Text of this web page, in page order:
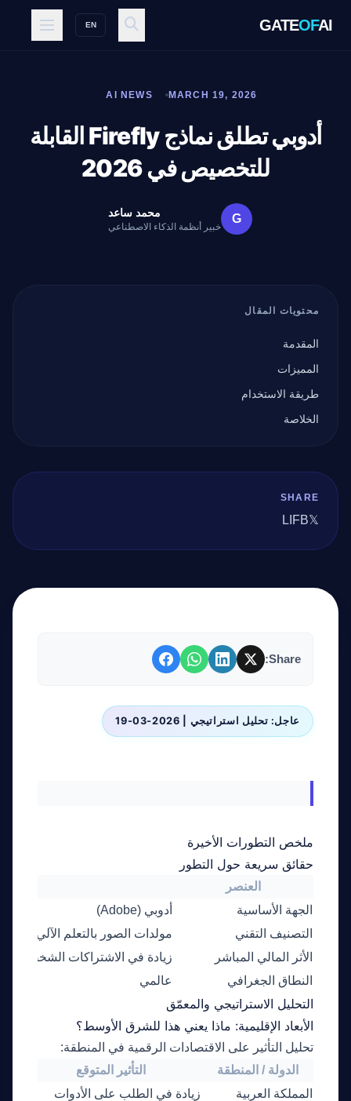
GATEOFAI
EN
MARCH 19, 2026
AI NEWS
أدوبي تطلق نماذج Firefly القابلة
للتخصيص في 2026
G محمد ساعد
خبير أنظمة الذكاء الاصطناعي
محتويات المقال
المقدمة
المميزات
طريقة الاستخدام
الخلاصة
SHARE
𝕏
FB
LI
Share:
عاجل: تحليل استراتيجي | 2026-03-19
ملخص التطورات الأخيرة
حقائق سريعة حول التطور
العنصر
الجهة الأساسية
أدوبي (Adobe)
التصنيف التقني
مولدات الصور بالتعلم الآلي
الأثر المالي المباشر
زيادة في الاشتراكات الشخصية
النطاق الجغرافي
عالمي
التحليل الاستراتيجي والمعمّق
الأبعاد الإقليمية: ماذا يعني هذا للشرق الأوسط؟
تحليل التأثير على الاقتصادات الرقمية في المنطقة:
الدولة / المنطقة
التأثير المتوقع
المملكة العربية
زيادة في الطلب على الأدوات